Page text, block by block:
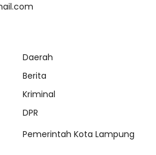
Daerah
Berita
Kriminal
DPR
Pemerintah Kota Lampung